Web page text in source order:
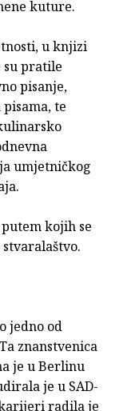
kuture.
u knjizi
su pratile
pisanje,
te
umjetničkog
kojih se
jedno od
znanstvenica
je u Berlinu
je u SAD-
radila je